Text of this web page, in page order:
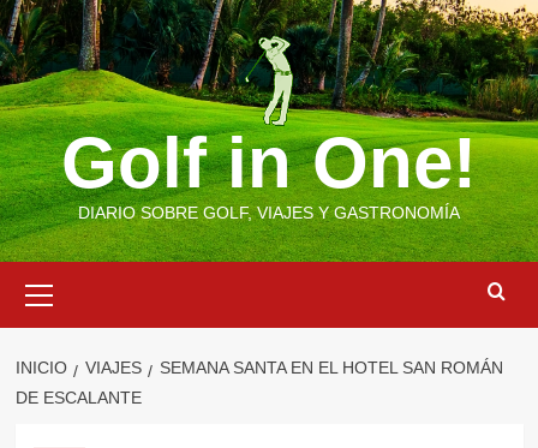
Saltar
al
contenido
Golf in One!
DIARIO SOBRE GOLF, VIAJES Y GASTRONOMÍA
primario
INICIO VIAJES
SEMANA SANTA EN EL HOTEL SAN ROMÁN
DE ESCALANTE